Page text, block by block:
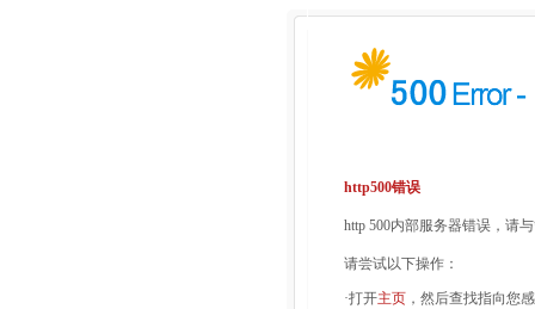
http500错误
http 500内部服务器错误，请
请尝试以下操作：
·打开主页 ，然后查找指向您